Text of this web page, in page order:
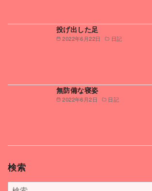
2022年6月22日 日記
投げ出した足
2022年6月2日 日記
無防備な寝姿
検索